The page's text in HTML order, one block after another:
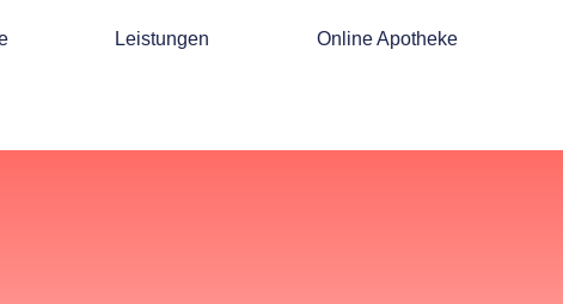
Leistungen Online Apotheke